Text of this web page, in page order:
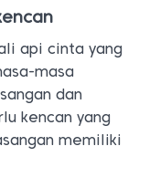
api cinta yang
masa
dan
kencan yang
memiliki